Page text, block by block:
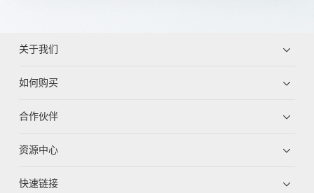
关于我们
如何购买
合作伙伴
资源中心
快速链接